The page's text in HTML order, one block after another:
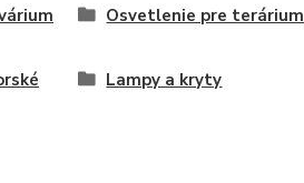
Osvetlenie pre terárium
Lampy a kryty